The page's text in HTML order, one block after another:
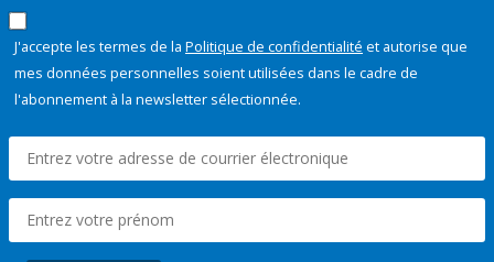
J'accepte les termes de la Politique de confidentialité et autorise que
mes données personnelles soient utilisées dans le cadre de
l'abonnement à la newsletter sélectionnée.